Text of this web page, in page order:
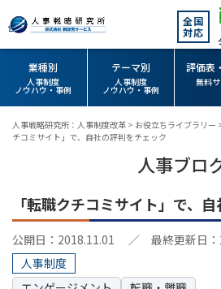
全国
対応
業種別
人事制度
ノウハウ・事例
テーマ別
人事制度
ノウハウ・事例
評価表
無料
人事戦略研究所：人事制度改革 > お役立ちライブラリー
チコミサイト」で、自社の評判をチェック
人事ブロ
「転職クチコミサイト」で、
公開日：2018.11.01
／ 最終更新日：
人事制度